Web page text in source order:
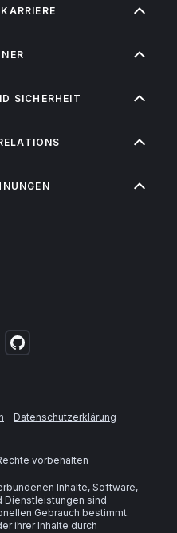
SICHERHEIT
Datenschutzerklärung
vorbehalten
Inhalte, Software,
Dienstleistungen sind
Gebrauch bestimmt.
ihrer Inhalte durch